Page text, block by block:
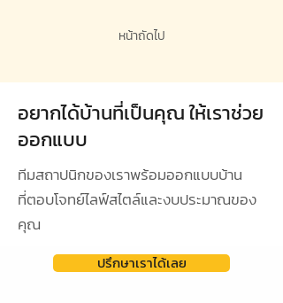
หน้าถัดไป
อยากได้บ้านที่เป็นคุณ ให้เราช่วย
ออกแบบ
ทีมสถาปนิกของเราพร้อมออกแบบบ้าน
ที่ตอบโจทย์ไลฟ์สไตล์และงบประมาณของ
คุณ
ปรึกษาเราได้เลย